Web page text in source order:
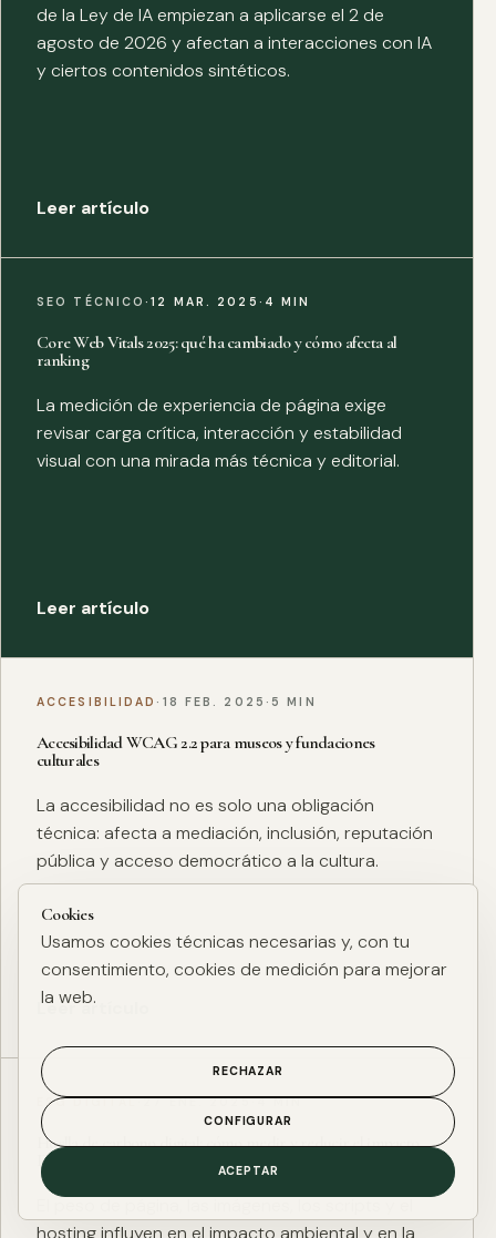
de la Ley de IA empiezan a aplicarse el 2 de
agosto de 2026 y afectan a interacciones con IA
y ciertos contenidos sintéticos.
Leer artículo
SEO TÉCNICO·12 MAR. 2025 · 4 MIN
Core Web Vitals 2025: qué ha cambiado y cómo afecta al
ranking
La medición de experiencia de página exige
revisar carga crítica, interacción y estabilidad
visual con una mirada más técnica y editorial.
Leer artículo
ACCESIBILIDAD · 18 FEB. 2025 · 5 MIN
Accesibilidad WCAG 2.2 para museos y fundaciones
culturales
La accesibilidad no es solo una obligación
técnica: afecta a mediación, inclusión, reputación
pública y acceso democrático a la cultura.
Leer artículo
ESG DIGITAL·27 ENE. 2025·4 MIN
Huella de carbono digital: cómo medir y reducir el impacto
ESG de una web
El peso de página, las imágenes, los scripts y el
hosting influyen en el impacto ambiental y en la
Cookies
Usamos cookies técnicas necesarias y, con tu
consentimiento, cookies de medición para mejorar
la web.
RECHAZAR
CONFIGURAR
ACEPTAR